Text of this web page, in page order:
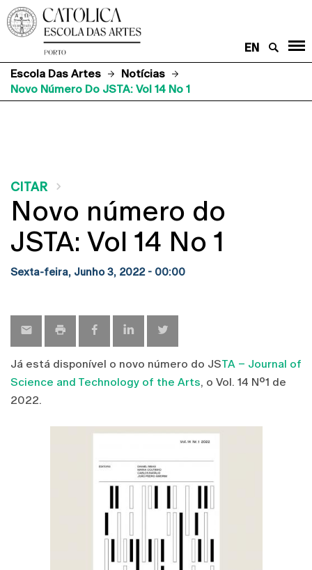
EN
Escola Das Artes
Notícias
Novo Número Do JSTA: Vol 14 No 1
CITAR
Novo número do
JSTA: Vol 14 No 1
Sexta-feira, Junho 3, 2022 - 00:00
Já está disponível o novo número do JSTA – Journal of
Science and Technology of the Arts, o Vol. 14 Nº1 de
2022.